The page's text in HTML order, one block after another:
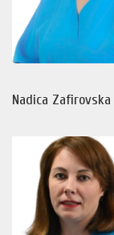
Nadica Zafirovska